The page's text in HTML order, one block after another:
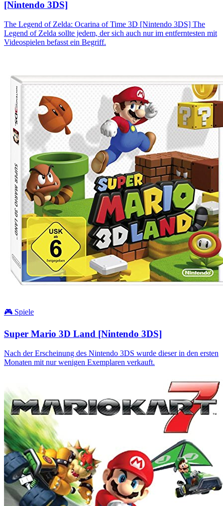
[Nintendo 3DS]
The Legend of Zelda: Ocarina of Time 3D [Nintendo 3DS] The
Legend of Zelda sollte jedem, der sich auch nur im entferntesten mit
Videospielen befasst ein Begriff.
🎮 Spiele
Super Mario 3D Land [Nintendo 3DS]
Nach der Erscheinung des Nintendo 3DS wurde dieser in den ersten
Monaten mit nur wenigen Exemplaren verkauft.